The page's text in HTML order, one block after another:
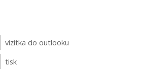
vizitka do outlooku
tisk